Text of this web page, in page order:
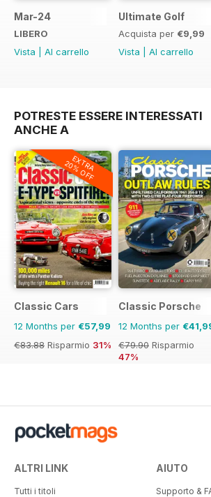
Mar-24
LIBERO
Vista
Al carrello
Ultimate Golf
Acquista per €9,99
Vista
Al carrello
POTRESTE ESSERE INTERESSATI
ANCHE A
EXTRA
20% OFF
Classic Cars
12 Months per €57,99
€83.88 Risparmio 31%
Classic Porsche
12 Months per
€79.90 Risparmio
47%
ALTRI LINK
Tutti i titoli
AIUTO
Supporto &